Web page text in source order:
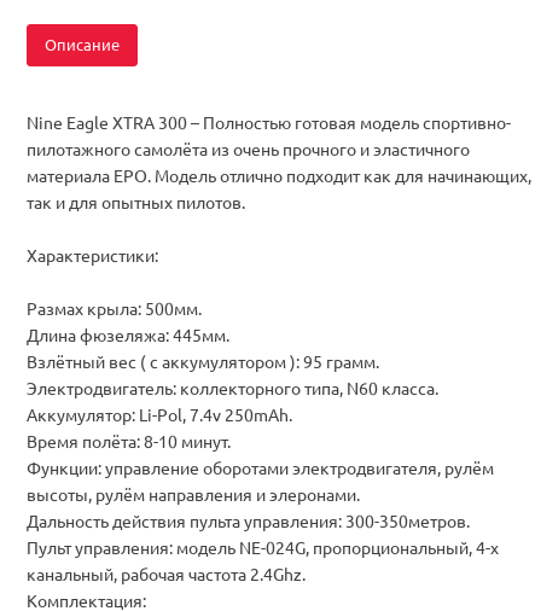
Описание
Nine Eagle XTRA 300 – Полностью готовая модель спортивно-
пилотажного самолёта из очень прочного и эластичного
материала EPO. Модель отлично подходит как для начинающих,
так и для опытных пилотов.
Характеристики:
Размах крыла: 500мм.
Длина фюзеляжа: 445мм.
Взлётный вес ( с аккумулятором ): 95 грамм.
Электродвигатель: коллекторного типа, N60 класса.
Аккумулятор: Li-Pol, 7.4v 250mAh.
Время полёта: 8-10 минут.
Функции: управление оборотами электродвигателя, рулём
высоты, рулём направления и элеронами.
Дальность действия пульта управления: 300-350метров.
Пульт управления: модель NE-024G, пропорциональный, 4-х
канальный, рабочая частота 2.4Ghz.
Комплектация: